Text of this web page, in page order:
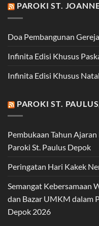
PAROKI ST.
Doa Pembangunan
Infinita Edisi Khusus
Infinita Edisi Khusus
PAROKI ST.
Pembukaan Tahun
Paroki St. Paulus Depok
Peringatan Hari Kakek
Semangat Kebersamaan
dan Bazar UMKM dalam
Depok 2026